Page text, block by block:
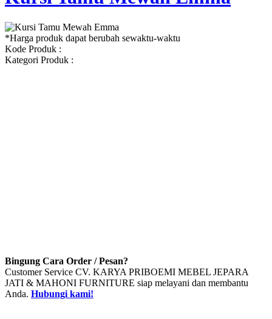
*Harga produk dapat berubah sewaktu-waktu
Kode Produk :
Kategori Produk :
Bingung Cara Order / Pesan?
Customer Service CV. KARYA PRIBOEMI MEBEL JEPARA
JATI & MAHONI FURNITURE siap melayani dan membantu
Anda. Hubungi kami!